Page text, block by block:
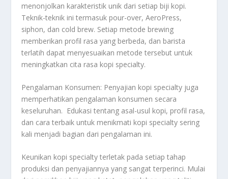
menonjolkan karakteristik unik dari setiap biji kopi.
Teknik-teknik ini termasuk pour-over, AeroPress,
siphon, dan cold brew. Setiap metode brewing
memberikan profil rasa yang berbeda, dan barista
terlatih dapat menyesuaikan metode tersebut untuk
meningkatkan cita rasa kopi specialty.
Pengalaman Konsumen: Penyajian kopi specialty juga
memperhatikan pengalaman konsumen secara
keseluruhan. Edukasi tentang asal-usul kopi, profil rasa,
dan cara terbaik untuk menikmati kopi specialty sering
kali menjadi bagian dari pengalaman ini.
Keunikan kopi specialty terletak pada setiap tahap
produksi dan penyajiannya yang sangat terperinci. Mulai